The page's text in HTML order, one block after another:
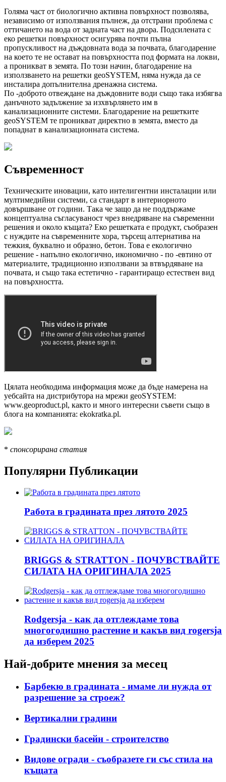
Голяма част от биологично активна повърхност позволява,
независимо от използвания пълнеж, да отстрани проблема с
оттичането на вода от задната част на двора. Подсилената с
еко решетки повърхност осигурява почти пълна
пропускливост на дъждовната вода за почвата, благодарение
на което те не остават на повърхността под формата на локви,
а проникват в земята. По този начин, благодарение на
използването на решетки geoSYSTEM, няма нужда да се
инсталира допълнителна дренажна система.
По -доброто отвеждане на дъждовните води също така избягва
данъчното задължение за изхвърлянето им в
канализационните системи. Благодарение на решетките
geoSYSTEM те проникват директно в земята, вместо да
попаднат в канализационната система.
Съвременност
Техническите иновации, като интелигентни инсталации или
мултимедийни системи, са стандарт в интериорното
довършване от години. Така че защо да не поддържаме
концептуална съгласуваност чрез внедряване на съвременни
решения и около къщата? Еко решетката е продукт, съобразен
с нуждите на съвременните хора, търсещ алтернатива на
тежкия, буквално и образно, бетон. Това е екологично
решение - напълно екологично, икономично - по -евтино от
материалите, традиционно използвани за втвърдяване на
почвата, и също така естетично - гарантиращо естествен вид
на повърхността.
Цялата необходима информация може да бъде намерена на
уебсайта на дистрибутора на мрежи geoSYSTEM:
www.geoproduct.pl, както и много интересни съвети също в
блога на компанията: ekokratka.pl.
* спонсорирана статия
Популярни Публикации
Работа в градината през лятото 2025
BRIGGS & STRATTON - ПОЧУВСТВАЙТЕ
СИЛАТА НА ОРИГИНАЛА 2025
Rodgersja - как да отглеждаме това
многогодишно растение и какъв вид rogersja
да изберем 2025
Най-добрите мнения за месец
Барбекю в градината - имаме ли нужда от
разрешение за строеж?
Вертикални градини
Градински басейн - строителство
Видове огради - съобразете ги със стила на
къщата